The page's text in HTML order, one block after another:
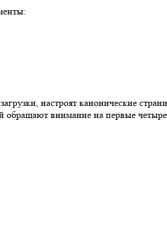
настроят канонические
внимание на первые